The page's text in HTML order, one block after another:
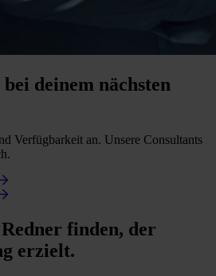
deinem nächsten
Verfügbarkeit an. Unsere Consultants
finden, der
erzielt.